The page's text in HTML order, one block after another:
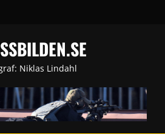
Niklas Lindahl